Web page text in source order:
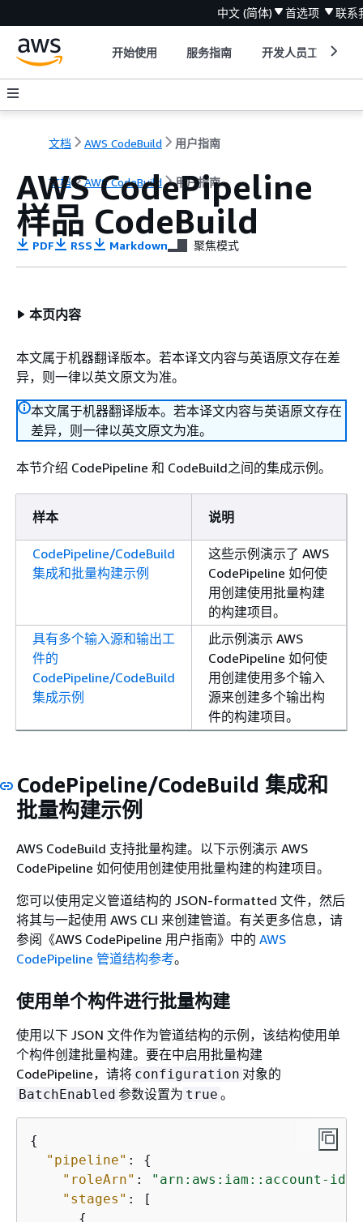
中文 (简体) 首选项 联系
开始使用 服务指南 开发人员工具
文档 AWS CodeBuild 用户指南
文档 AWS CodeBuild 用户指南
AWS CodePipeline
样品 CodeBuild
PDF RSS Markdown 聚焦模式
本页内容
本文属于机器翻译版本。若本译文内容与英语原文存在差
异，则一律以英文原文为准。
本文属于机器翻译版本。若本译文内容与英语原文存在
差异，则一律以英文原文为准。
本节介绍 CodePipeline 和 CodeBuild之间的集成示例。
样本 说明
CodePipeline/CodeBuild
集成和批量构建示例
这些示例演示了 AWS
CodePipeline 如何使
用创建使用批量构建
的构建项目。
具有多个输入源和输出工
件的
CodePipeline/CodeBuild
集成示例
此示例演示 AWS
CodePipeline 如何使
用创建使用多个输入
源来创建多个输出构
件的构建项目。
CodePipeline/CodeBuild 集成和
批量构建示例
AWS CodeBuild 支持批量构建。以下示例演示 AWS
CodePipeline 如何使用创建使用批量构建的构建项目。
您可以使用定义管道结构的 JSON-formatted 文件，然后
将其与一起使用 AWS CLI 来创建管道。有关更多信息，请
参阅《AWS CodePipeline 用户指南》 中的 AWS
CodePipeline 管道结构参考。
使用单个构件进行批量构建
使用以下 JSON 文件作为管道结构的示例，该结构使用单
个构件创建批量构建。要在中启用批量构建
CodePipeline，请将 configuration 对象的
BatchEnabled 参数设置为 true 。
{
"pipeline" : {
"roleArn" :
"arn:aws:iam::account-
"stages" : [
{